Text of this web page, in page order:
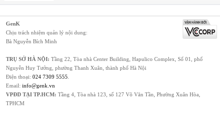
GenK
Chịu trách nhiệm quản lý nội dung:
Bà Nguyễn Bích Minh
TRỤ SỞ HÀ NỘI: Tầng 22, Tòa nhà Center Building, Hapulico Complex, Số 01, phố
Nguyễn Huy Tưởng, phường Thanh Xuân, thành phố Hà Nội
Điện thoại: 024 7309 5555
Email: info@genk.vn
VPĐD TẠI TP.HCM: Tầng 4, Tòa nhà 123, số 127 Võ Văn Tần, Phường Xuân Hòa,
TPHCM